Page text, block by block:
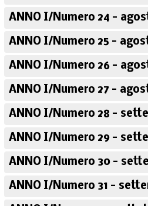
ANNO I/Numero 24 -
ANNO I/Numero 25 -
ANNO I/Numero 26 -
ANNO I/Numero 27 -
ANNO I/Numero 28 -
ANNO I/Numero 29 -
ANNO I/Numero 30 -
ANNO I/Numero 31 -